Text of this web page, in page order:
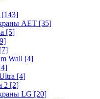
[143]
AET [35]
[5]
[7]
Wall [4]
[4]
2 [2]
LG [20]